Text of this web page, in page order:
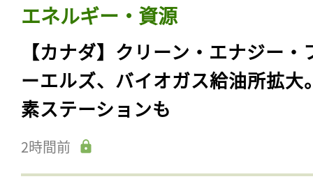
エネルギー・資源
【カナダ】クリーン・エナジー・
ーエルズ、バイオガス給油所拡大
素ステーションも
2時間前